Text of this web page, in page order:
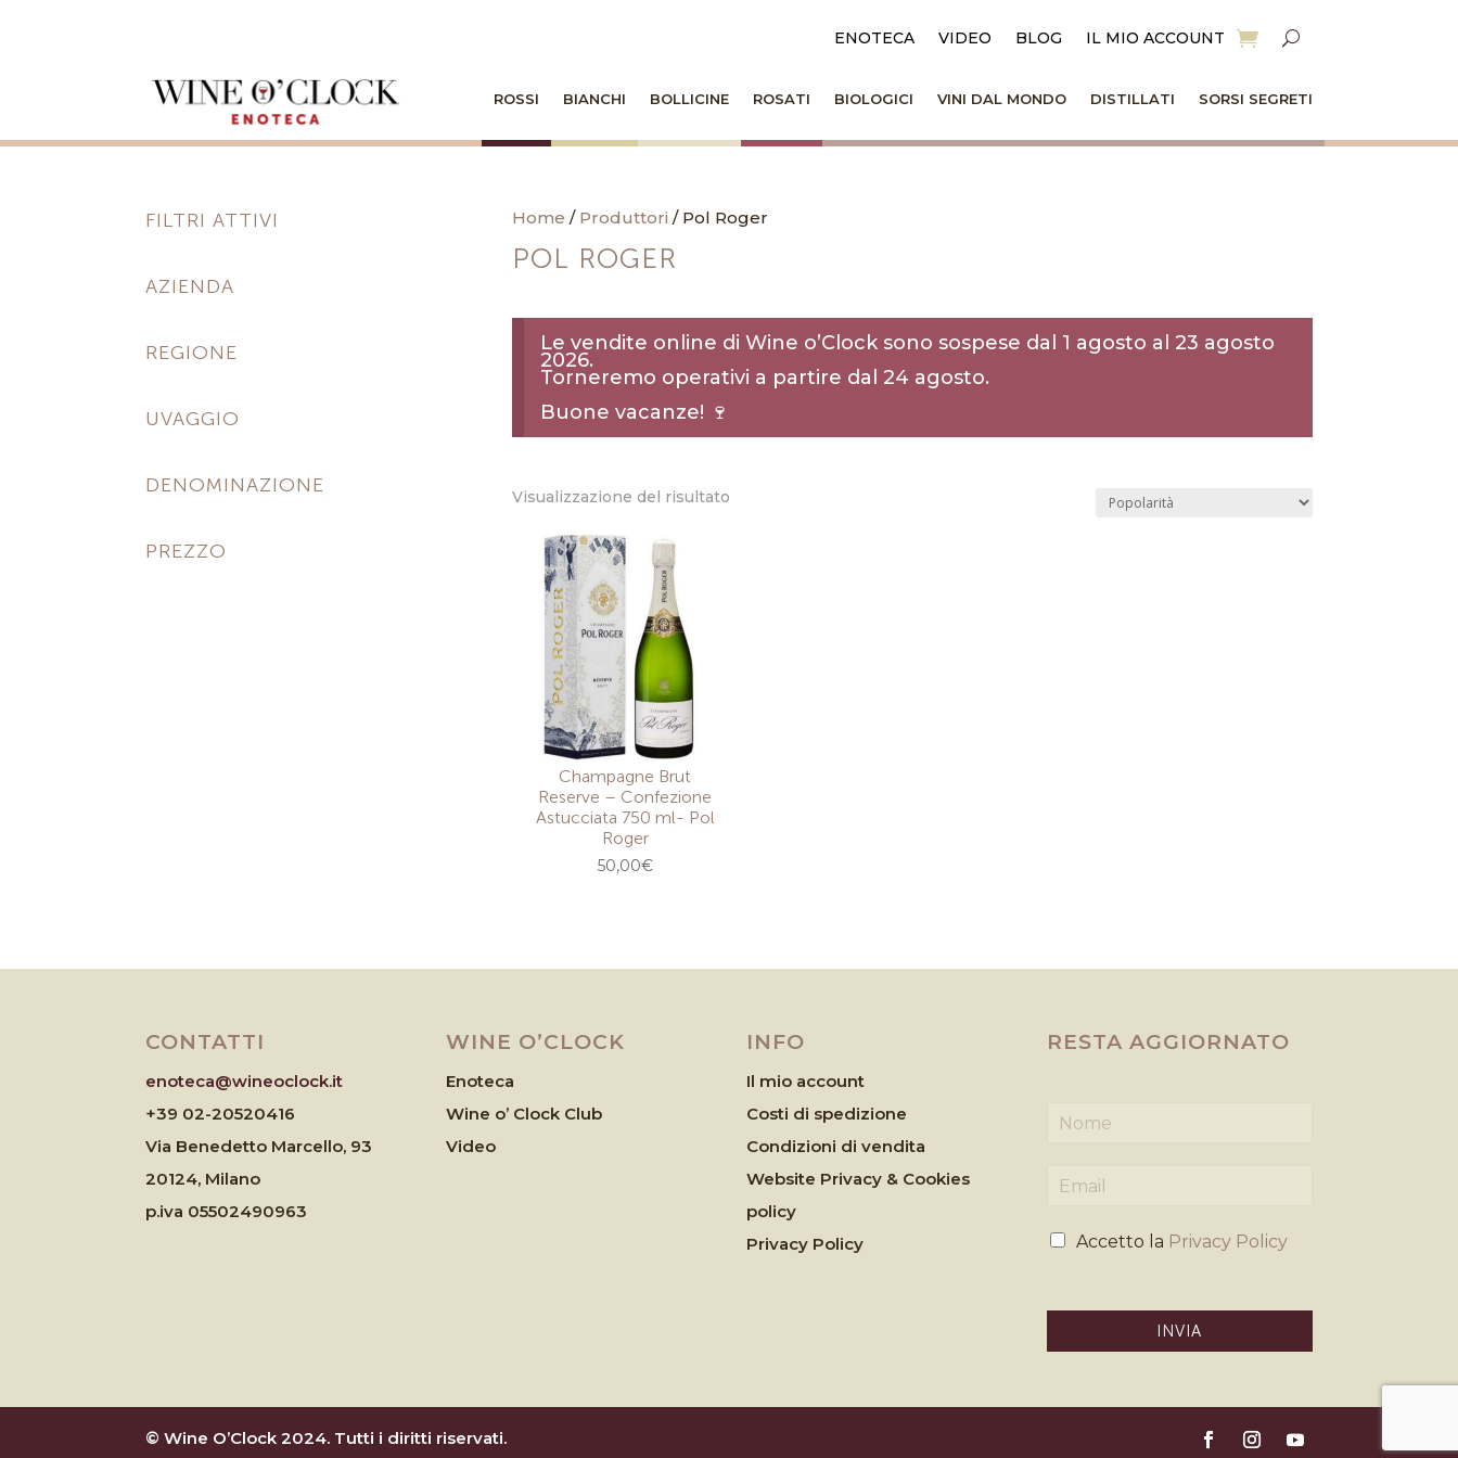
ENOTECA VIDEO BLOG IL MIO ACCOUNT
ROSSI BIANCHI BOLLICINE ROSATI BIOLOGICI VINI DAL MONDO DISTILLATI SORSI SEGRETI
Home / Produttori / Pol Roger
POL ROGER
Le vendite online di Wine o’Clock sono sospese dal 1 agosto al 23 agosto
2026.
Torneremo operativi a partire dal 24 agosto.
Buone vacanze! 🍷
Visualizzazione del risultato
Champagne Brut
Reserve – Confezione
Astucciata 750 ml- Pol
Roger
50,00€
FILTRI ATTIVI
AZIENDA
REGIONE
UVAGGIO
DENOMINAZIONE
PREZZO
CONTATTI
enoteca@wineoclock.it
+39 02-20520416
Via Benedetto Marcello, 93
20124, Milano
p.iva 05502490963
WINE O’CLOCK
Enoteca
Wine o’ Clock Club
Video
INFO
Il mio account
Costi di spedizione
Condizioni di vendita
Website Privacy & Cookies
policy
Privacy Policy
RESTA AGGIORNATO
m
iP
Accetto la Privacy Policy
INVIA
© Wine O’Clock 2024. Tutti i diritti riservati.